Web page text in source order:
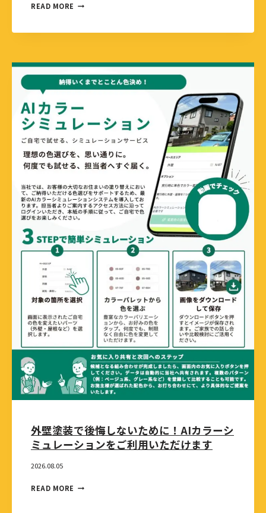
READ MORE
外壁塗装で後悔しないために！AIカラーシ
ミュレーションをご利用いただけます
2026.08.05
READ MORE